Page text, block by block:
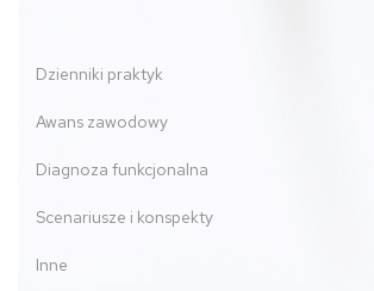
Dzienniki praktyk
Awans zawodowy
Diagnoza funkcjonalna
Scenariusze i konspekty
Inne